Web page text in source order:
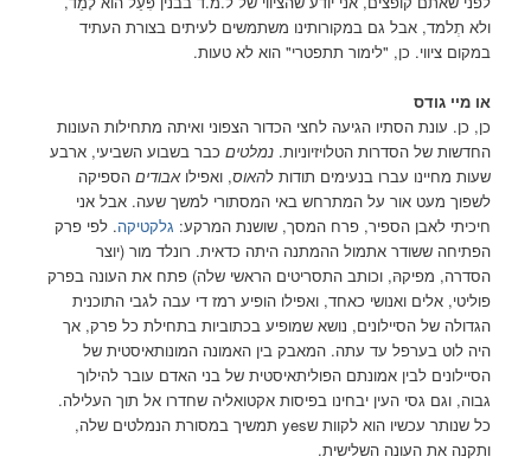
ולא תְלמד, אבל גם במקורותינו משתמשים לעיתים בצורת העתיד
במקום ציווי. כן, "לימור תתפטרי" הוא לא טעות.
או מיי גודס
כן, כן. עונת הסתיו הגיעה לחצי הכדור הצפוני ואיתה מתחילות העונות
החדשות של הסדרות הטלויזיוניות.נמלטים כבר בשבוע השביעי, ארבע
שעות מחיינו עברו בנעימים תודות להאוס, ואפילואבודים הספיקה
לשפוך מעט אור על המתרחש באי המסתורי למשך שעה. אבל אני
חיכיתי לאבן הספיר, פרח המסך, שושנת המרקע: גלקטיקה. לפי פרק
הפתיחה ששודר אתמול ההמתנה היתה כדאית. רונלד מור (יוצר
הסדרה, מפיקהּ, וכותב התסריטים הראשי שלה) פתח את העונה בפרק
פוליטי, אלים ואנושי כאחד, ואפילו הופיע רמז די עבה לגבי התוכנית
הגדולה של הסיילונים, נושא שמופיע בכתוביות בתחילת כל פרק, אך
היה לוט בערפל עד עתה. המאבק בין האמונה המונותאיסטית של
הסיילונים לבין אמונתם הפוליתאיסטית של בני האדם עובר להילוך
גבוה, וגם גסי העין יבחינו בפיסות אקטואליה שחדרו אל תוך העלילה.
כל שנותר עכשיו הוא לקוות שyes תמשיך במסורת הנמלטים שלה,
ותקנה את העונה השלישית.